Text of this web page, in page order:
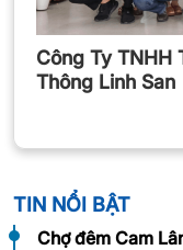
Công Ty TNHH
Thông Linh San
TIN NỔI BẬT
Chợ đêm Cam